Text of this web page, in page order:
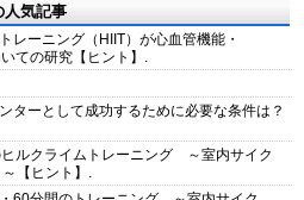
気記事
レーニング（HIIT）が心血管機能・
ての研究【ヒント】.
ターとして成功するために必要な条件は？
ルクライムトレーニング ～室内サイク
【ヒント】.